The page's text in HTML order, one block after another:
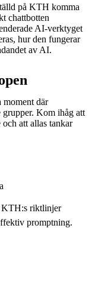
på KTH komma
chattbotten
AI-verktyget
hur den fungerar
av AI.
moment där
grupper. Kom ihåg att
att allas tankar
riktlinjer
promptning.